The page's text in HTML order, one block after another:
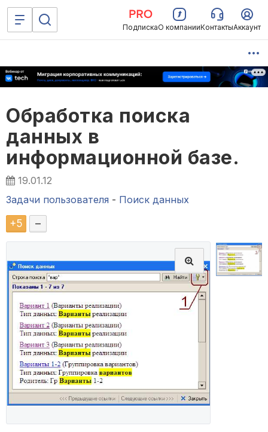
ПодпискаО компанииКонтактыАккаунт
Обработка поиска
данных в
информационной базе.
19.01.12
Задачи пользователя - Поиск данных
+5 –